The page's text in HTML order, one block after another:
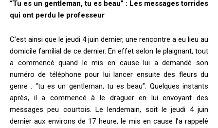
“Tu es un gentleman, tu es beau” : Les messages torrides
qui ont perdu le professeur
C’est ainsi que le jeudi 4 juin dernier, une rencontre a eu lieu au
domicile familial de ce dernier. En effet selon le plaignant, tout
a commencé quand le mis en cause lui a demandé son
numéro de téléphone pour lui lancer ensuite des fleurs du
genre : “tu es un gentleman, tu es beau”. Quelques instants
après, il a commencé à le draguer en lui envoyant des
messages peu courtois. Le lendemain, soit le jeudi 4 juin
dernier aux environs de 17 heure, le mis en cause l’a rappelé